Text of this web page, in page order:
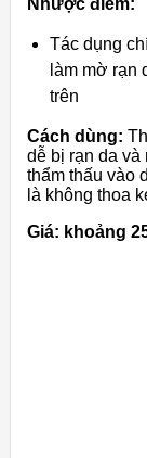
Tác dụng
làm mờ rạn
trên
Cách dùng:
dễ bị rạn da và
thẩm thấu vào
là không thoa
Giá: khoảng